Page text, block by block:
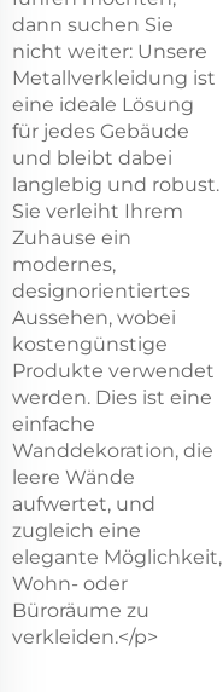
dann suchen Sie
nicht weiter: Unsere
Metallverkleidung ist
eine ideale Lösung
für jedes Gebäude
und bleibt dabei
langlebig und robust.
Sie verleiht Ihrem
Zuhause ein
modernes,
designorientiertes
Aussehen, wobei
kostengünstige
Produkte verwendet
werden. Dies ist eine
einfache
Wanddekoration, die
leere Wände
aufwertet, und
zugleich eine
elegante Möglichkeit,
Wohn- oder
Büroräume zu
verkleiden.</p>